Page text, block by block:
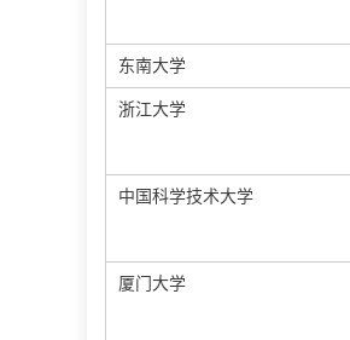
东南大学
浙江大学
中国科学技术大学
厦门大学